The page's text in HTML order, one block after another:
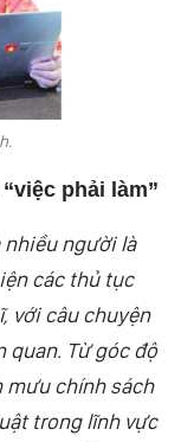
phải làm”
nhiều người là
các thủ tục
với câu chuyện
quan. Từ góc độ
mưu chính sách
trong lĩnh vực